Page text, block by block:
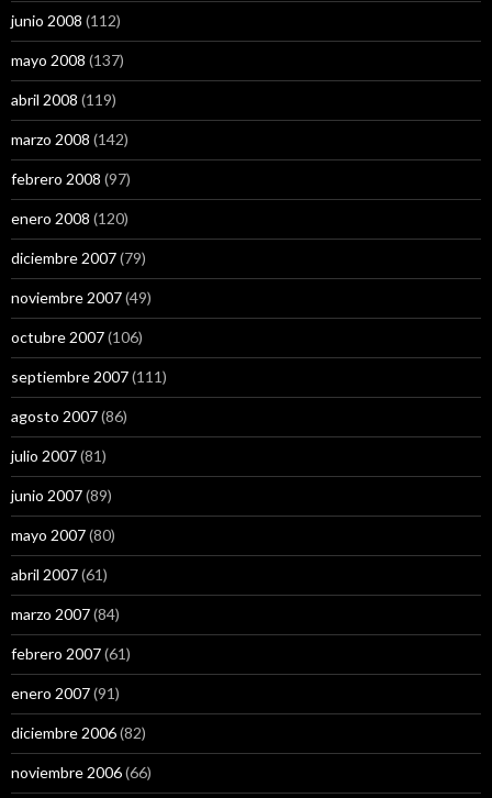
junio 2008 (112)
mayo 2008 (137)
abril 2008 (119)
marzo 2008 (142)
febrero 2008 (97)
enero 2008 (120)
diciembre 2007(79)
noviembre 2007(49)
octubre 2007(106)
septiembre 2007(111)
agosto 2007(86)
julio 2007(81)
junio 2007(89)
mayo 2007(80)
abril 2007(61)
marzo 2007(84)
febrero 2007(61)
enero 2007(91)
diciembre 2006(82)
noviembre 2006(66)